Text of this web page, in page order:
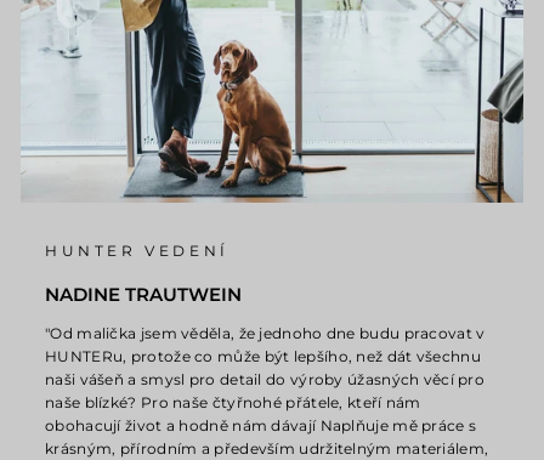
HUNTER VEDENÍ
NADINE TRAUTWEIN
"Od malička jsem věděla, že jednoho dne budu pracovat v
HUNTERu, protože co může být lepšího, než dát všechnu
naši vášeň a smysl pro detail do výroby úžasných věcí pro
naše blízké? Pro naše čtyřnohé přátele, kteří nám
obohacují život a hodně nám dávají Naplňuje mě práce s
krásným, přírodním a především udržitelným materiálem,